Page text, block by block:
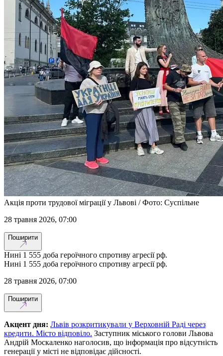
Акція проти трудової міграції у Львові / Фото: Суспільне
28 травня 2026, 07:00
Поширити
Нині 1 555 доба героїчного спротиву агресії рф.
Нині 1 555 доба героїчного спротиву агресії рф.
28 травня 2026, 07:00
Поширити
Акцент дня: Львів розкритикували у Верховній Раді через
кредити. Місто відповіло. Заступник міського голови Львова
Андрій Москаленко наголосив, що інформація про відсутність
генерації у місті не відповідає дійсності.